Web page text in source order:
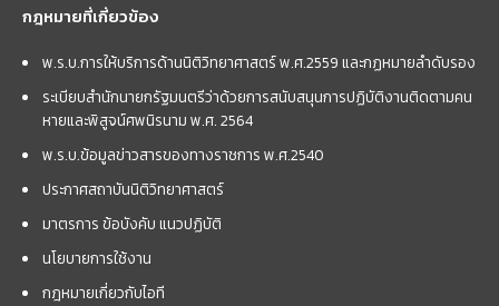
กฎหมายที่เกี่ยวข้อง
พ.ร.บ.การให้บริการด้านนิติวิทยาศาสตร์ พ.ศ.2559 และกฏหมายลำดับรอง
ระเบียบสำนักนายกรัฐมนตรีว่าด้วยการสนับสนุนการปฏิบัติงานติดตามคน
หายและพิสูจน์ศพนิรนาม พ.ศ. 2564
พ.ร.บ.ข้อมูลข่าวสารของทางราชการ พ.ศ.2540
ประกาศสถาบันนิติวิทยาศาสตร์
มาตรการ ข้อบังคับ แนวปฏิบัติ
นโยบายการใช้งาน
กฎหมายเกี่ยวกับไอที